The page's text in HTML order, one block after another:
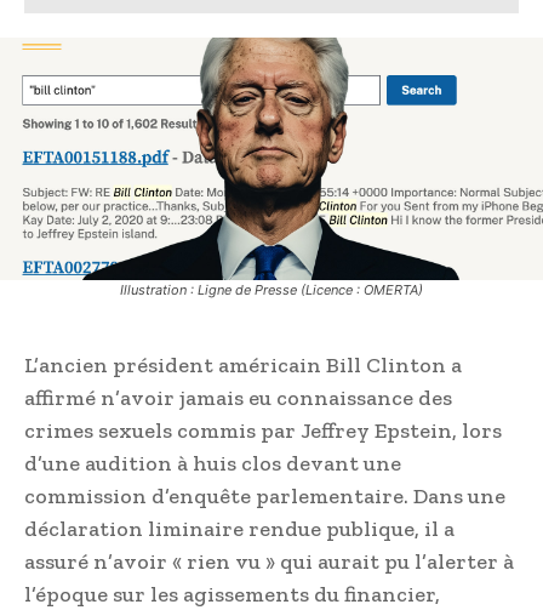
Illustration : Ligne de Presse (Licence : OMERTA)
L’ancien président américain Bill Clinton a
affirmé n’avoir jamais eu connaissance des
crimes sexuels commis par Jeffrey Epstein, lors
d’une audition à huis clos devant une
commission d’enquête parlementaire. Dans une
déclaration liminaire rendue publique, il a
assuré n’avoir « rien vu » qui aurait pu l’alerter à
l’époque sur les agissements du financier,